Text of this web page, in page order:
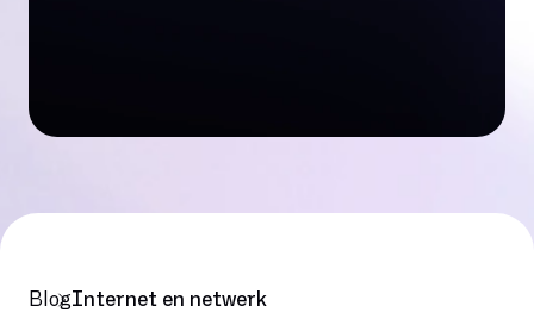
BlogInternet en netwerk